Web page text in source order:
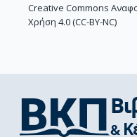
Creative Commons
Χρήση 4.0 (CC-BY-NC)